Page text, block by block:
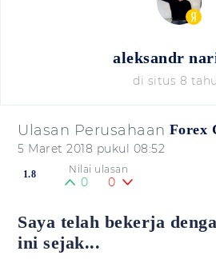
Ulasan Perusahaan Forex
5 Maret 2018 pukul 08:52
1.8 Nilai ulasan
0 0
Saya telah bekerja
ini sejak...
aleksandr
di situs 8